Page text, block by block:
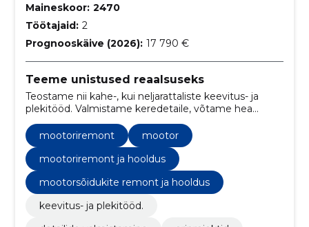
Maineskoor: 2470
Töötajaid: 2
Prognooskäive (2026): 17 790 €
Teeme unistused reaalsuseks
Teostame nii kahe-, kui neljarattaliste keevitus- ja
plekitööd. Valmistame keredetaile, võtame hea
sobiva erilahenduse
mootoriremont
mootor
mootoriremont ja hooldus
mootorsõidukite remont ja hooldus
keevitus- ja plekitööd.